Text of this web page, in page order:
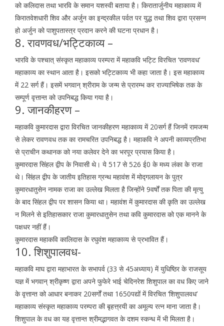
को कलिदास तथा भारवि के समान यशस्वी बताया है। किरातार्जुनीय महाकाव्य में
किरातवेशधारी शिव और अर्जुन का इन्द्रकील पर्वत पर युद्ध तथा शिव द्वारा प्रसन्न
हो अर्जुन को पाशुपतास्त्र प्रदान करने की घटना प्रधान है।
8. रावणवध/भट्टिकाव्य –
भारवि के पश्चात् संस्कृत महाकाव्य परम्परा में महाकवि भट्टि विरचित ‘रावणवध’
महाकाव्य का स्थान आता है। इसको भट्टिकाव्य भी कहा जाता है। इस महाकाव्य
में 22 सर्ग हैं। इसमें भगवान् श्रीराम के जन्म से प्रारम्भ कर राज्याभिषेक तक के
सम्पूर्ण वृत्तान्त को उपनिबद्ध किया गया है।
9. जानकीहरण –
महाकवि कुमारदास द्वारा विरचित जानकीहरण महाकाव्य में 20सर्ग हैं जिनमें रामजन्म
से लेकर रावणवध तक का रामचरित उपनिबद्ध है। महाकवि ने अपनी काव्यप्रतिभा
से प्राचीन कथानक को नया कलेवर देने का भरपूर प्रयास किया है।
कुमारदास सिंहल द्वीप के निवासी थे। ये 517 से 526 ई0 के मध्य लंका के राजा
थे। सिंहल द्वीप के जातीय इतिहास ग्रन्थ महावंश में मोद्गलायन के पुत्र
कुमारधातुसेन नामक राजा का उल्लेख मिलता है जिन्होंने 9वर्षों तक पिता की मृत्यु
के बाद सिंहल द्वीप पर शासन किया था। महावंश में कुमारदास की कृति का उल्लेख
न मिलने से इतिहासकार राजा कुमारधातुसेन तथा कवि कुमारदास को एक मानने के
पक्षधर नहीं हैं।
कुमारदास महाकवि कालिदास के रघुवंश महाकाव्य से प्रभावित हैं।
10. शिशुपालवध-
महाकवि माघ द्वारा महाभारत के सभापर्व (33 से 45अध्याय) में युधिष्ठिर के राजसूय
यज्ञ में भगवान् श्रीकृष्ण द्वारा अपने फुफेरे भाई चेदिनरेश शिशुपाल का वध किए जाने
के वृत्तान्त को आधार बनाकर 20सर्गों तथा 1650पद्यों में विरचित ‘शिशुपालवध’
महाकाव्य संस्कृत महाकाव्य परम्परा की बृहत्त्रयी का अमूल्य रत्न माना जाता है।
शिशुपाल के वध का यह वृत्तान्त श्रीमद्भागवत के दशम स्कन्ध में भी मिलता है।